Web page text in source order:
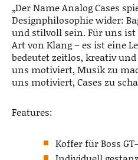
„Der Name Analog Cases
Designphilosophie wider:
und stilvoll sein. Für uns
Art von Klang – es ist eine
bedeutet zeitlos, kreativ
uns motiviert, Musik zu
uns motiviert, Cases zu
Features:
Koffer für Boss